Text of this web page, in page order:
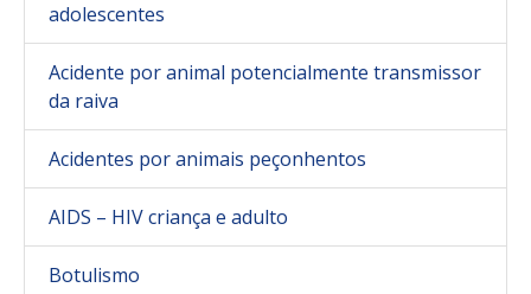
adolescentes
Acidente por animal potencialmente transmissor
da raiva
Acidentes por animais peçonhentos
AIDS – HIV criança e adulto
Botulismo